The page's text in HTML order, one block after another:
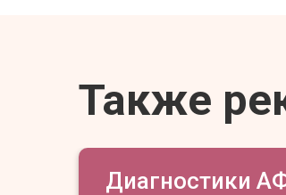
Также
Диагностики